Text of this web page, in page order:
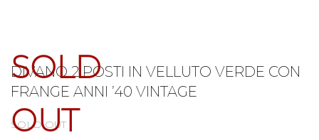
SOLD
OUT
DIVANO 2 POSTI IN VELLUTO VERDE CON
FRANGE ANNI ’40 VINTAGE
SOLD OUT